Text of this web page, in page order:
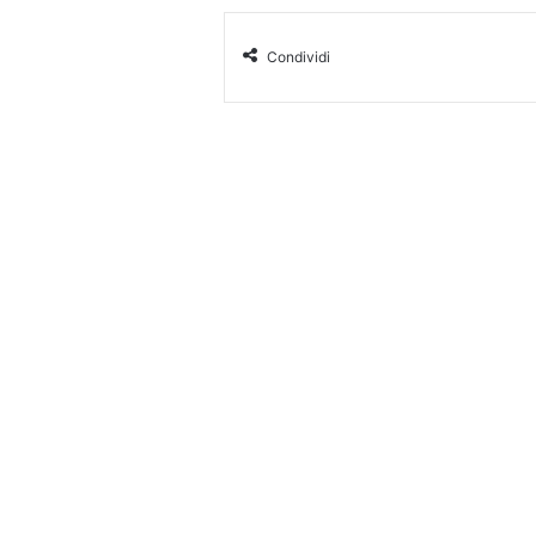
Condividi